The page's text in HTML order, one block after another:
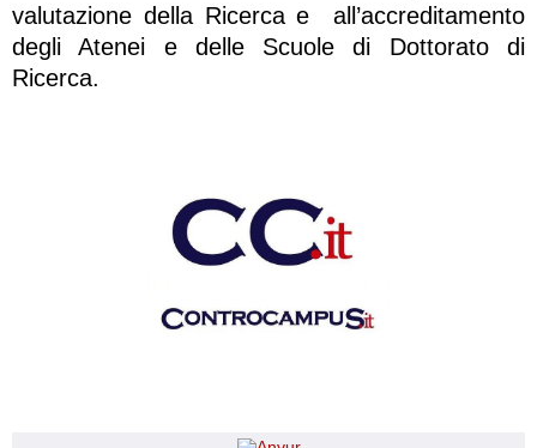
valutazione della Ricerca e all’accreditamento
degli Atenei e delle Scuole di Dottorato di
Ricerca.